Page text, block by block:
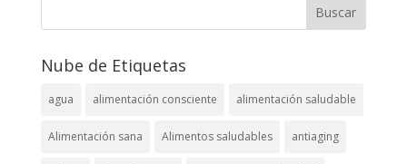
Nube de Etiquetas
agua alimentación consciente alimentación saludable
Alimentación sana Alimentos saludables antiaging